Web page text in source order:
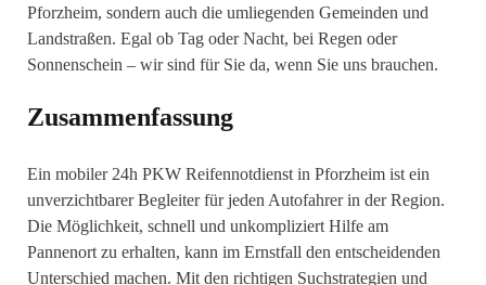
Pforzheim, sondern auch die umliegenden Gemeinden und
Landstraßen. Egal ob Tag oder Nacht, bei Regen oder
Sonnenschein – wir sind für Sie da, wenn Sie uns brauchen.
Zusammenfassung
Ein mobiler 24h PKW Reifennotdienst in Pforzheim ist ein
unverzichtbarer Begleiter für jeden Autofahrer in der Region.
Die Möglichkeit, schnell und unkompliziert Hilfe am
Pannenort zu erhalten, kann im Ernstfall den entscheidenden
Unterschied machen. Mit den richtigen Suchstrategien und